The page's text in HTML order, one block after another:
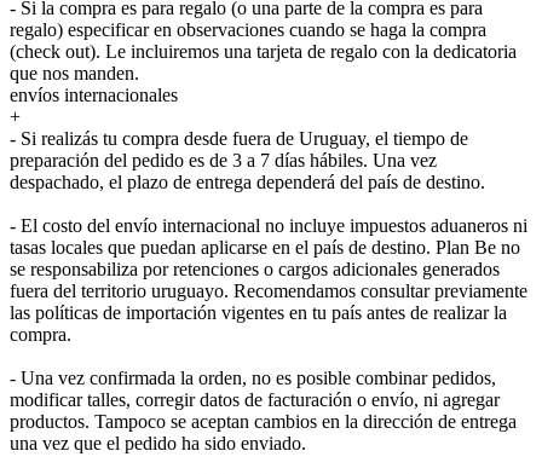
- Si la compra es para regalo (o una parte de la compra es para
regalo) especificar en observaciones cuando se haga la compra
(check out). Le incluiremos una tarjeta de regalo con la dedicatoria
que nos manden.
envíos internacionales
+
- Si realizás tu compra desde fuera de Uruguay, el tiempo de
preparación del pedido es de 3 a 7 días hábiles. Una vez
despachado, el plazo de entrega dependerá del país de destino.
- El costo del envío internacional no incluye impuestos aduaneros ni
tasas locales que puedan aplicarse en el país de destino. Plan Be no
se responsabiliza por retenciones o cargos adicionales generados
fuera del territorio uruguayo. Recomendamos consultar previamente
las políticas de importación vigentes en tu país antes de realizar la
compra.
- Una vez confirmada la orden, no es posible combinar pedidos,
modificar talles, corregir datos de facturación o envío, ni agregar
productos. Tampoco se aceptan cambios en la dirección de entrega
una vez que el pedido ha sido enviado.